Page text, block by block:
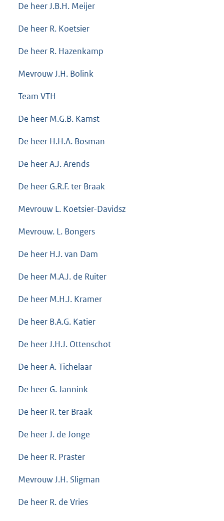
De heer J.B.H. Meijer
De heer R. Koetsier
De heer R. Hazenkamp
Mevrouw J.H. Bolink
Team VTH
De heer M.G.B. Kamst
De heer H.H.A. Bosman
De heer A.J. Arends
De heer G.R.F. ter Braak
Mevrouw L. Koetsier-Davidsz
Mevrouw. L. Bongers
De heer H.J. van Dam
De heer M.A.J. de Ruiter
De heer M.H.J. Kramer
De heer B.A.G. Katier
De heer J.H.J. Ottenschot
De heer A. Tichelaar
De heer G. Jannink
De heer R. ter Braak
De heer J. de Jonge
De heer R. Praster
Mevrouw J.H. Sligman
De heer R. de Vries